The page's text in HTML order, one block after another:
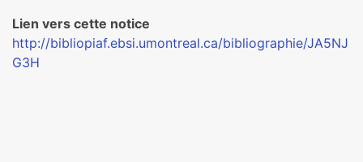
Lien vers cette notice
http://bibliopiaf.ebsi.umontreal.ca/bibliographie/JA5NJ
G3H